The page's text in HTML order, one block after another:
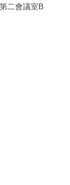
二會議室B